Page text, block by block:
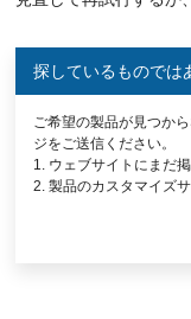
メイン出力
(V) (A)
探しているものでは
ご希望の製品が見つか
ジをご送信ください。
1. ウェブサイトにまだ
2. 製品のカスタマイズ